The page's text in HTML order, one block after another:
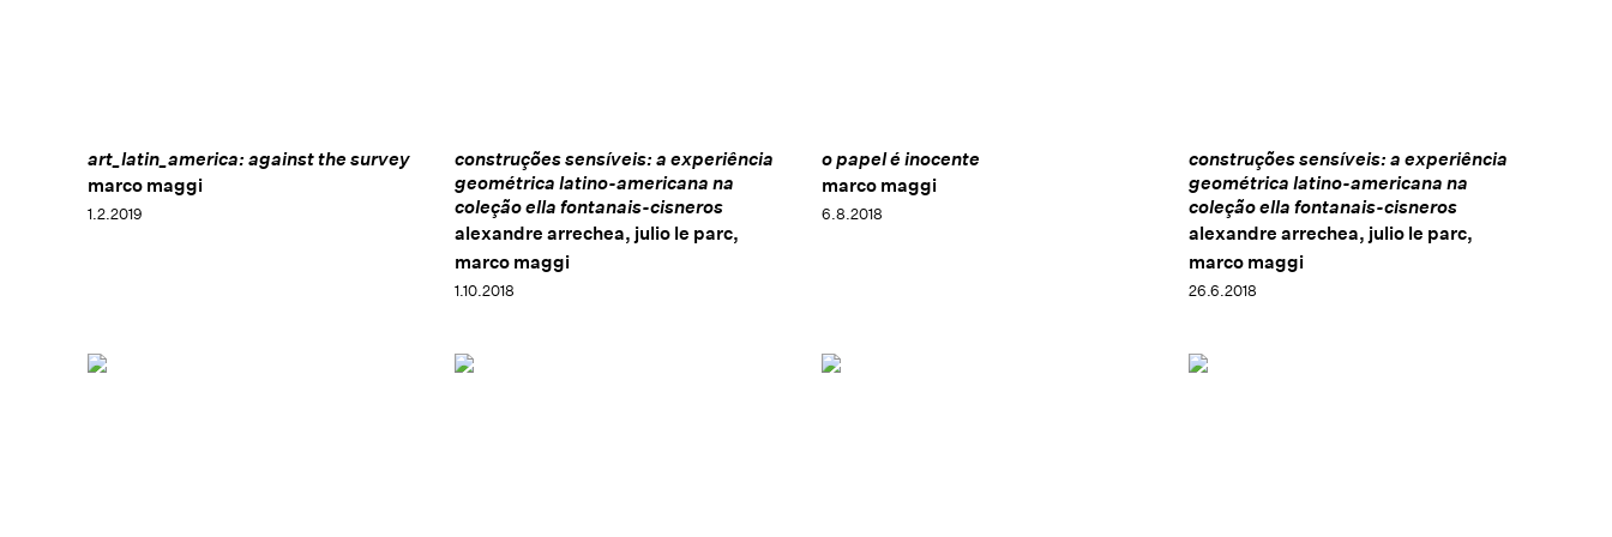
art_latin_america: against the survey
marco maggi
1.2.2019
construções sensíveis: a experiência
geométrica latino-americana na
coleção ella fontanais-cisneros
alexandre arrechea, julio le parc,
marco maggi
1.10.2018
o papel é inocente
marco maggi
6.8.2018
construções sensíveis: a experiência
geométrica latino-americana na
coleção ella fontanais-cisneros
alexandre arrechea, julio le parc,
marco maggi
26.6.2018